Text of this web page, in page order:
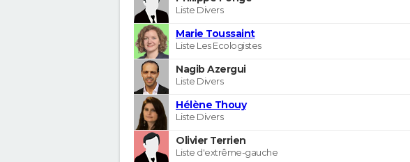
Liste Divers
Marie Toussaint
Liste Les Ecologistes
Nagib Azergui
Liste Divers
Hélène Thouy
Liste Divers
Olivier Terrien
Liste d'extrême-gauche